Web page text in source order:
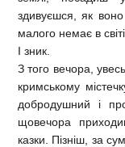
здивуєшся, як
малого немає в
І зник.
З того вечора,
кримському
добродушний і
щовечора
казки. Пізніш, за